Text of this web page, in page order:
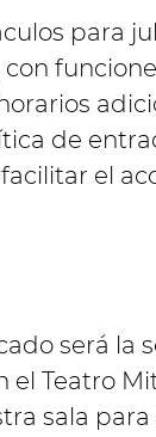
para
de
el
será la
el Teatro
sala